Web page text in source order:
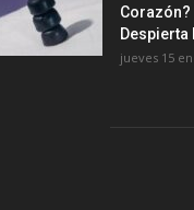
Corazón?
Despierta
jueves 15